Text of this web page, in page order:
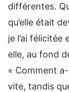
différentes.
qu’elle était
je l’ai félicitée
elle, au fond
« Comment
vite, tandis